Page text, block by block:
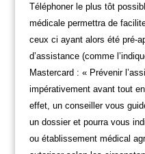
Téléphoner le plus tôt
médicale permettra de
ceux ci ayant alors été pré-
d’assistance (comme
Mastercard : « Prévenir
impérativement avant tout
effet, un conseiller vous
un dossier et pourra vous
ou établissement médical